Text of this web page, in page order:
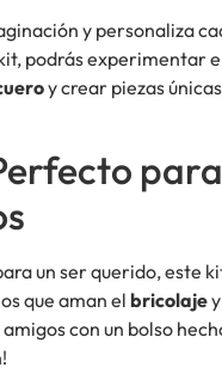
y personaliza
podrás experimentar
y crear piezas
para
un ser querido, este
que aman el bricolaje
con un bolso